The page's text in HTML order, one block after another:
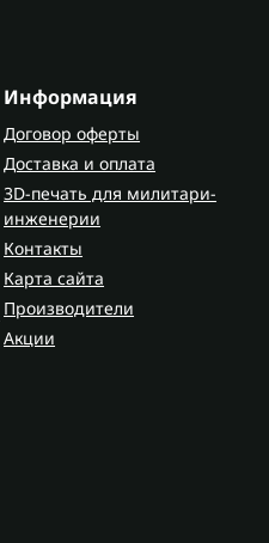
Информация
Договор оферты
Доставка и оплата
3D-печать для милитари-
инженерии
Контакты
Карта сайта
Производители
Акции